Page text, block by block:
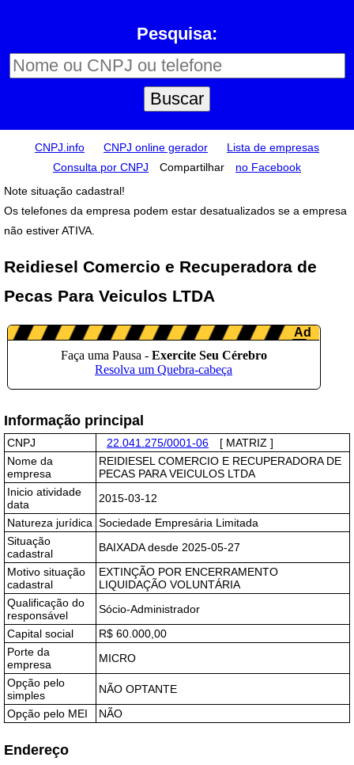
Pesquisa:
CNPJ.info CNPJ online gerador
Lista de empresas
Consulta por CNPJ
Compartilhar
no Facebook
Note situação cadastral!
Os telefones da empresa podem estar desatualizados se a empresa
não estiver ATIVA.
Reidiesel Comercio e Recuperadora de
Pecas Para Veiculos LTDA
Informação principal
CNPJ 22.041.275/0001-06
[ MATRIZ ]
Nome da
empresa
REIDIESEL COMERCIO E RECUPERADORA DE
PECAS PARA VEICULOS LTDA
Inicio atividade
data
2015-03-12
Natureza jurídica Sociedade Empresária Limitada
Situação
cadastral
BAIXADA desde 2025-05-27
Motivo situação
cadastral
EXTINÇÃO POR ENCERRAMENTO
LIQUIDAÇÃO VOLUNTÁRIA
Qualificação do
responsável
Sócio-Administrador
Capital social
R$ 60.000,00
Porte da
empresa
MICRO
Opção pelo
simples
NÃO OPTANTE
Opção pelo MEI
NÃO
Endereço